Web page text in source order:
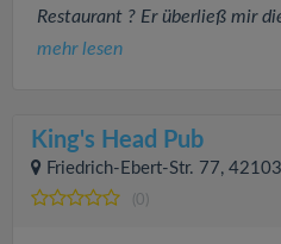
Restaurant ? Er überließ mir
mehr lesen
King's Head Pub
Friedrich-Ebert-Str. 77,
(0)